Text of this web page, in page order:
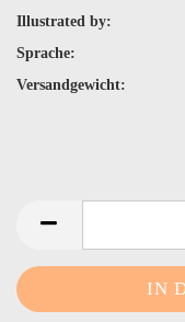
Illustrated by:
Sprache:
Versandgewicht: